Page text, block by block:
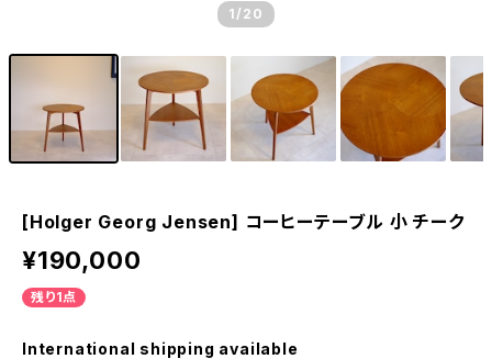
1 /20
[Holger Georg Jensen] コーヒーテーブル 小 チーク
¥190,000
残り1点
International shipping available